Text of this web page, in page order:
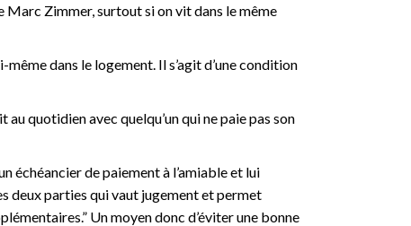
Zimmer, surtout si on vit dans le même
dans le logement. Il s’agit d’une condition
quotidien avec quelqu’un qui ne paie pas son
échéancier de paiement à l’amiable et lui
deux parties qui vaut jugement et permet
Un moyen donc d’éviter une bonne